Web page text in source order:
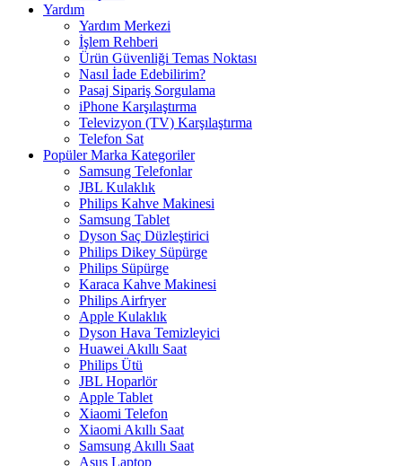
Yardım
Yardım Merkezi
İşlem Rehberi
Ürün Güvenliği Temas Noktası
Nasıl İade Edebilirim?
Pasaj Sipariş Sorgulama
iPhone Karşılaştırma
Televizyon (TV) Karşılaştırma
Telefon Sat
Popüler Marka Kategoriler
Samsung Telefonlar
JBL Kulaklık
Philips Kahve Makinesi
Samsung Tablet
Dyson Saç Düzleştirici
Philips Dikey Süpürge
Philips Süpürge
Karaca Kahve Makinesi
Philips Airfryer
Apple Kulaklık
Dyson Hava Temizleyici
Huawei Akıllı Saat
Philips Ütü
JBL Hoparlör
Apple Tablet
Xiaomi Telefon
Xiaomi Akıllı Saat
Samsung Akıllı Saat
Asus Laptop